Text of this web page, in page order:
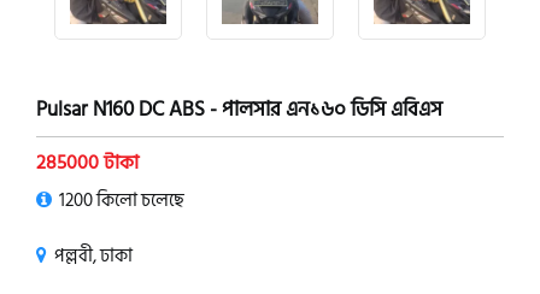
Pulsar N160 DC ABS - পালসার এন১৬০ ডিসি এবিএস
285000 টাকা
1200 কিলো চলেছে
পল্লবী, ঢাকা